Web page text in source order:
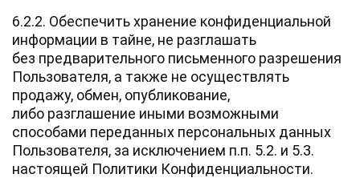
6.2.2. Обеспечить хранение конфиденциальной
информации в тайне, не разглашать
без предварительного письменного разрешения
Пользователя, а также не осуществлять
продажу, обмен, опубликование,
либо разглашение иными возможными
способами переданных персональных данных
Пользователя, за исключением п.п. 5.2. и 5.3.
настоящей Политики Конфиденциальности.